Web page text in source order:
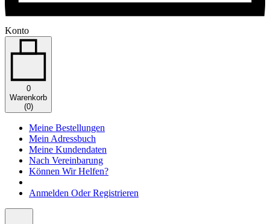
Konto
0
Warenkorb
(0)
Meine Bestellungen
Mein Adressbuch
Meine Kundendaten
Nach Vereinbarung
Können Wir Helfen?
Anmelden Oder Registrieren